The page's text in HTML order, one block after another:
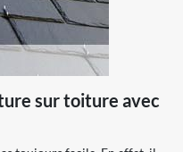
sur toiture avec